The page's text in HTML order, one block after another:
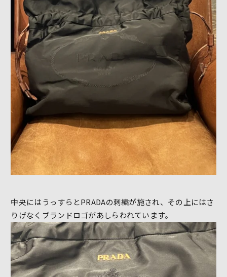
中央にはうっすらとPRADAの刺繍が施され、その上にはさ
りげなくブランドロゴがあしらわれています。